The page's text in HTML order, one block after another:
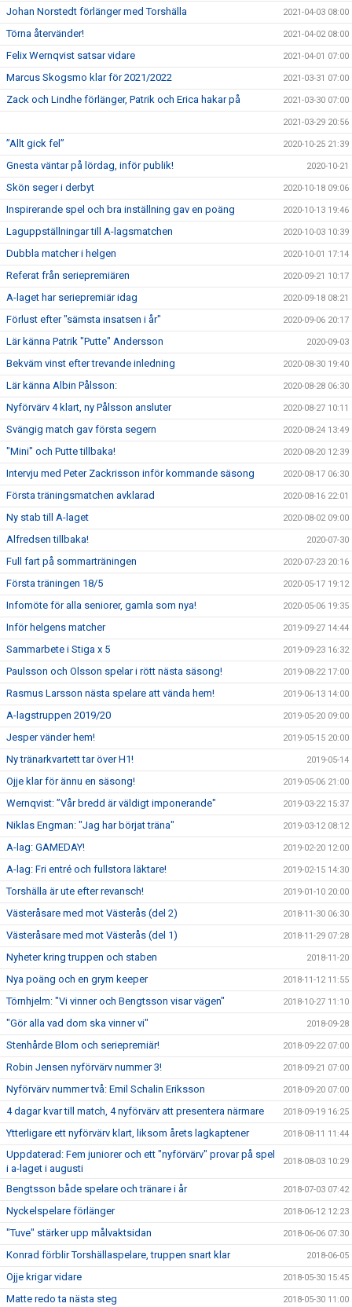
Johan Norstedt förlänger med Torshälla 2021-04-03 08:00
Törna återvänder! 2021-04-02 08:00
Felix Wernqvist satsar vidare 2021-04-01 07:00
Marcus Skogsmo klar för 2021/2022 2021-03-31 07:00
Zack och Lindhe förlänger, Patrik och Erica hakar på 2021-03-30 07:00
2021-03-29 20:56
”Allt gick fel” 2020-10-25 21:39
Gnesta väntar på lördag, inför publik! 2020-10-21
Skön seger i derbyt 2020-10-18 09:06
Inspirerande spel och bra inställning gav en poäng 2020-10-13 19:46
Laguppställningar till A-lagsmatchen 2020-10-03 10:39
Dubbla matcher i helgen 2020-10-01 17:14
Referat från seriepremiären 2020-09-21 10:17
A-laget har seriepremiär idag 2020-09-18 08:21
Förlust efter "sämsta insatsen i år" 2020-09-06 20:17
Lär känna Patrik "Putte" Andersson 2020-09-03
Bekväm vinst efter trevande inledning 2020-08-30 19:40
Lär känna Albin Pålsson: 2020-08-28 06:30
Nyförvärv 4 klart, ny Pålsson ansluter 2020-08-27 10:11
Svängig match gav första segern 2020-08-24 13:49
"Mini" och Putte tillbaka! 2020-08-20 12:39
Intervju med Peter Zackrisson inför kommande säsong 2020-08-17 06:30
Första träningsmatchen avklarad 2020-08-16 22:01
Ny stab till A-laget 2020-08-02 09:00
Alfredsen tillbaka! 2020-07-30
Full fart på sommarträningen 2020-07-23 20:16
Första träningen 18/5 2020-05-17 19:12
Infomöte för alla seniorer, gamla som nya! 2020-05-06 19:35
Inför helgens matcher 2019-09-27 14:44
Sammarbete i Stiga x 5 2019-09-23 16:32
Paulsson och Olsson spelar i rött nästa säsong! 2019-08-22 17:00
Rasmus Larsson nästa spelare att vända hem! 2019-06-13 14:00
A-lagstruppen 2019/20 2019-05-20 09:00
Jesper vänder hem! 2019-05-15 20:00
Ny tränarkvartett tar över H1! 2019-05-14
Ojje klar för ännu en säsong! 2019-05-06 21:00
Wernqvist: ”Vår bredd är väldigt imponerande" 2019-03-22 15:37
Niklas Engman: "Jag har börjat träna" 2019-03-12 08:12
A-lag: GAMEDAY! 2019-02-20 12:00
A-lag: Fri entré och fullstora läktare! 2019-02-15 14:30
Torshälla är ute efter revansch! 2019-01-10 20:00
Västeråsare med mot Västerås (del 2) 2018-11-30 06:30
Västeråsare med mot Västerås (del 1) 2018-11-29 07:28
Nyheter kring truppen och staben 2018-11-20
Nya poäng och en grym keeper 2018-11-12 11:55
Törnhjelm: "Vi vinner och Bengtsson visar vägen" 2018-10-27 11:10
"Gör alla vad dom ska vinner vi" 2018-09-28
Stenhårde Blom och seriepremiär! 2018-09-22 07:00
Robin Jensen nyförvärv nummer 3! 2018-09-21 07:00
Nyförvärv nummer två: Emil Schalin Eriksson 2018-09-20 07:00
4 dagar kvar till match, 4 nyförvärv att presentera närmare 2018-09-19 16:25
Ytterligare ett nyförvärv klart, liksom årets lagkaptener 2018-08-11 11:44
Uppdaterad: Fem juniorer och ett "nyförvärv" provar på spel
i a-laget i augusti
2018-08-03 10:29
Bengtsson både spelare och tränare i år 2018-07-03 07:42
Nyckelspelare förlänger 2018-06-12 12:23
"Tuve" stärker upp målvaktsidan 2018-06-06 07:30
Konrad förblir Torshällaspelare, truppen snart klar 2018-06-05
Ojje krigar vidare 2018-05-30 15:45
Matte redo ta nästa steg 2018-05-30 11:00